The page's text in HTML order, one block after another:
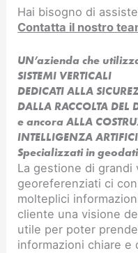
Hai bisogno di
Contatta il nostro
UN’azienda che
SISTEMI VERTICALI
DEDICATI ALLA
DALLA RACCOLTA DEL
e ancora ALLA
INTELLIGENZA
Specializzati in geodati
La gestione di grandi
georeferenziati ci
molteplici
cliente una visione
utile per poter
informazioni chiare e